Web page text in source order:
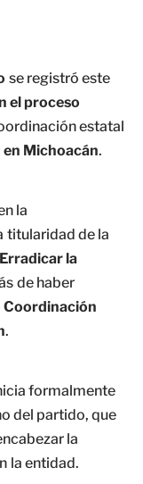
se registró este
el proceso
estatal
Michoacán.
la
titularidad de la
la
de haber
Coordinación
.
formalmente
del partido, que
la
la entidad.